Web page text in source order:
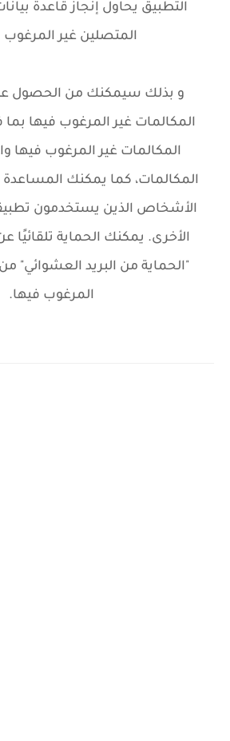
التطبيق يحاول إنجاز قاعدة
المتصلين غير
و بذلك سيمكنك من الحصول
المكالمات غير المرغوب فيها
المكالمات غير المرغوب فيها
المكالمات، كما يمكنك المساعدة
الأخرى. يمكنك الحماية
"الحماية من البريد العشوائي"
المرغوب فيها.